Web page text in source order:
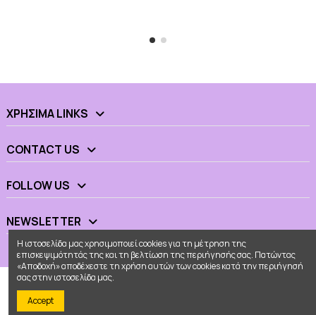
ΧΡΉΣΙΜΑ LINKS
CONTACT US
FOLLOW US
NEWSLETTER
Η ιστοσελίδα μας χρησιμοποιεί cookies για τη μέτρηση της
επισκεψιμότητάς της και τη βελτίωση της περιήγησής σας. Πατώντας
«Αποδοχή» αποδέχεστε τη χρήση αυτών των cookies κατά την περιήγησή
σας στην ιστοσελίδα μας.
Accept